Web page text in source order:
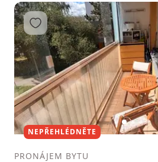
12 3
Přidat do oblíbených
NEPŘEHLÉDNĚTE
PRONÁJEM BYTU